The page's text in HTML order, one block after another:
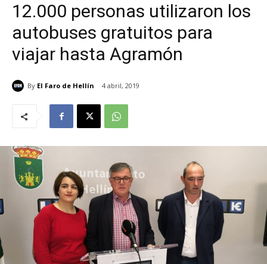
12.000 personas utilizaron los
autobuses gratuitos para
viajar hasta Agramón
By El Faro de Hellín 4 abril, 2019